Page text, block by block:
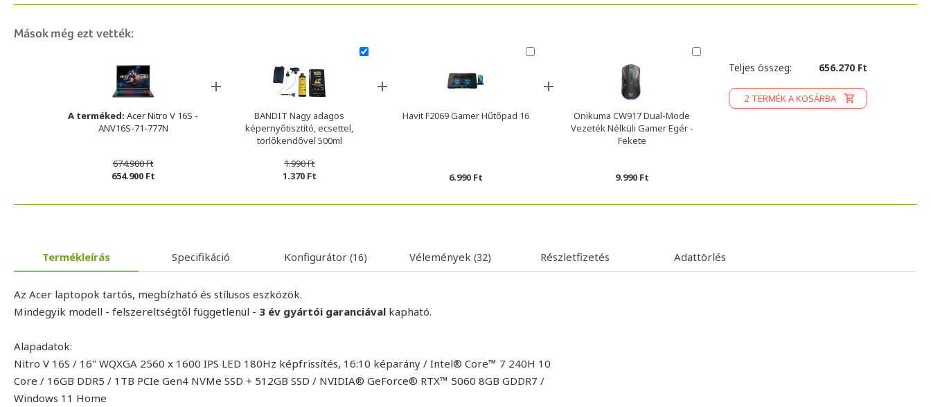
Mások még ezt vették:
A terméked: Acer Nitro V 16S -
ANV16S-71-777N
674.900 Ft
654.900 Ft
BANDIT Nagy adagos
képernyőtisztító, ecsettel,
törlőkendővel 500ml
1.990 Ft
1.370 Ft
Havit F2069 Gamer Hűtőpad 16
6.990 Ft
Onikuma CW917 Dual-Mode
Vezeték Nélküli Gamer Egér -
Fekete
9.990 Ft
Teljes összeg: 656.270 Ft
2 TERMÉK A KOSÁRBA
Termékleírás Specifikáció Konfigurátor (16) Vélemények (32) Részletfizetés Adattörlés
Az Acer laptopok tartós, megbízható és stílusos eszközök.
Mindegyik modell - felszereltségtől függetlenül - 3 év gyártói garanciával kapható.
Alapadatok:
Nitro V 16S / 16" WQXGA 2560 x 1600 IPS LED 180Hz képfrissítés, 16:10 képarány / Intel® Core™ 7 240H 10
Core / 16GB DDR5 / 1TB PCIe Gen4 NVMe SSD + 512GB SSD / NVIDIA® GeForce® RTX™ 5060 8GB GDDR7 /
Windows 11 Home